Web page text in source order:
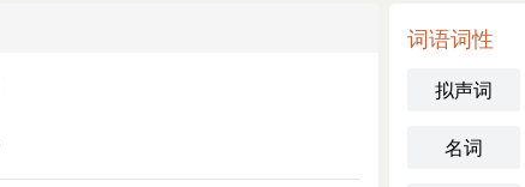
词语词性
拟声词
名词